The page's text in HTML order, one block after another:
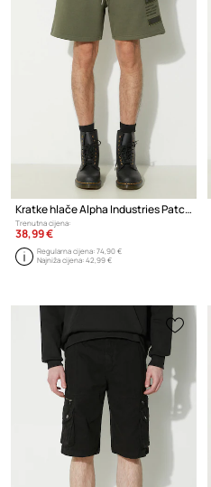
Kratke hlače Alpha Industries Patch LF
Trenutna cijena:
38,99 €
Regularna cijena:74,90 €
Najniža cijena:42,99 €